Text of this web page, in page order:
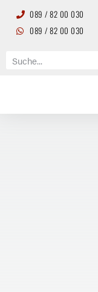
089 / 82 00 030
089 / 82 00 030